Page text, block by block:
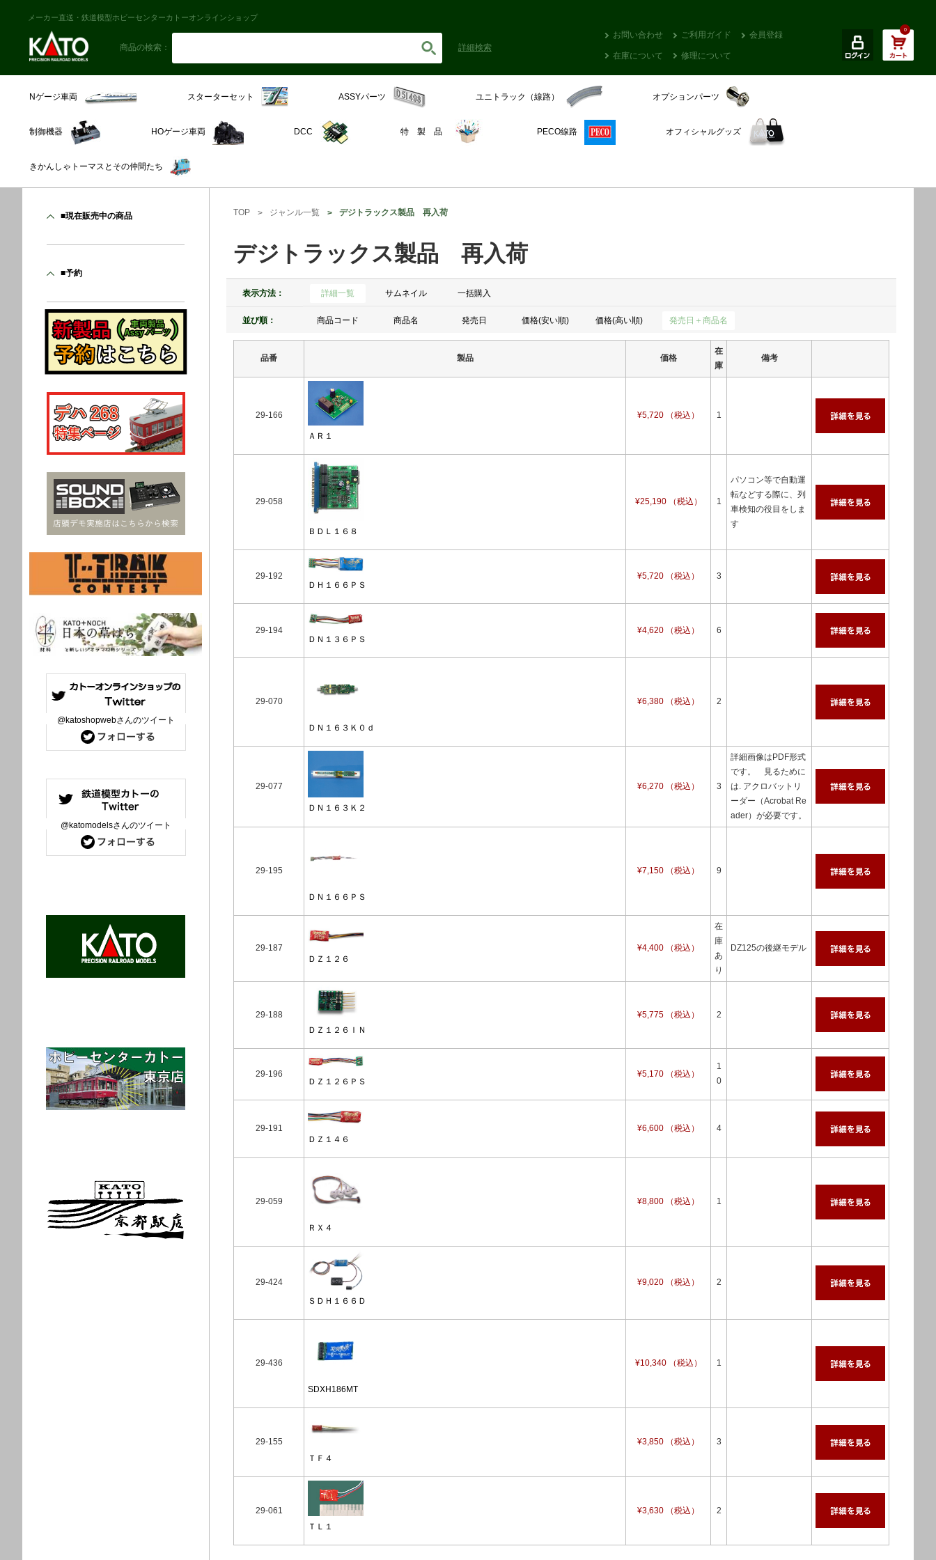
メーカー直送・鉄道模型ホビーセンターカトーオンラインショップ
商品の検索： 詳細検索
お問い合わせ ご利用ガイド 会員登録
在庫について 修理について
0
Nゲージ車両 スターターセット ASSYパーツ ユニトラック（線路） オプションパーツ
制御機器 HOゲージ車両 DCC 特 製 品 PECO線路 オフィシャルグッズ
きかんしゃトーマスとその仲間たち
TOP ジャンル一覧 デジトラックス製品 再入荷
デジトラックス製品 再入荷
表示方法： 詳細一覧 サムネイル 一括購入
並び順： 商品コード 商品名 発売日 価格(安い順) 価格(高い順) 発売日＋商品名
品番 製品 価格
在
庫
備考
29-166
ＡＲ１
¥5,720 （税込） 1
29-058
ＢＤＬ１６８
¥25,190 （税込） 1
パソコン等で自動運
転などする際に、列
車検知の役目をしま
す
29-192
ＤＨ１６６ＰＳ
¥5,720 （税込） 3
29-194
ＤＮ１３６ＰＳ
¥4,620 （税込） 6
29-070
ＤＮ１６３Ｋ０ｄ
¥6,380 （税込） 2
29-077
ＤＮ１６３Ｋ２
¥6,270 （税込） 3
詳細画像はPDF形式
です。 見るために
は. アクロバットリ
ーダー（Acrobat Re
ader）が必要です。
29-195
ＤＮ１６６ＰＳ
¥7,150 （税込） 9
29-187
ＤＺ１２６
¥4,400 （税込）
在
庫
あ
り
DZ125の後継モデル
29-188
ＤＺ１２６ＩＮ
¥5,775 （税込） 2
29-196
ＤＺ１２６ＰＳ
¥5,170 （税込）
1
0
29-191
ＤＺ１４６
¥6,600 （税込） 4
29-059
ＲＸ４
¥8,800 （税込） 1
29-424
ＳＤＨ１６６Ｄ
¥9,020 （税込） 2
29-436
SDXH186MT
¥10,340 （税込） 1
29-155
ＴＦ４
¥3,850 （税込） 3
29-061
ＴＬ１
¥3,630 （税込） 2
■現在販売中の商品
■予約
@katoshopwebさんのツイート
@katomodelsさんのツイート